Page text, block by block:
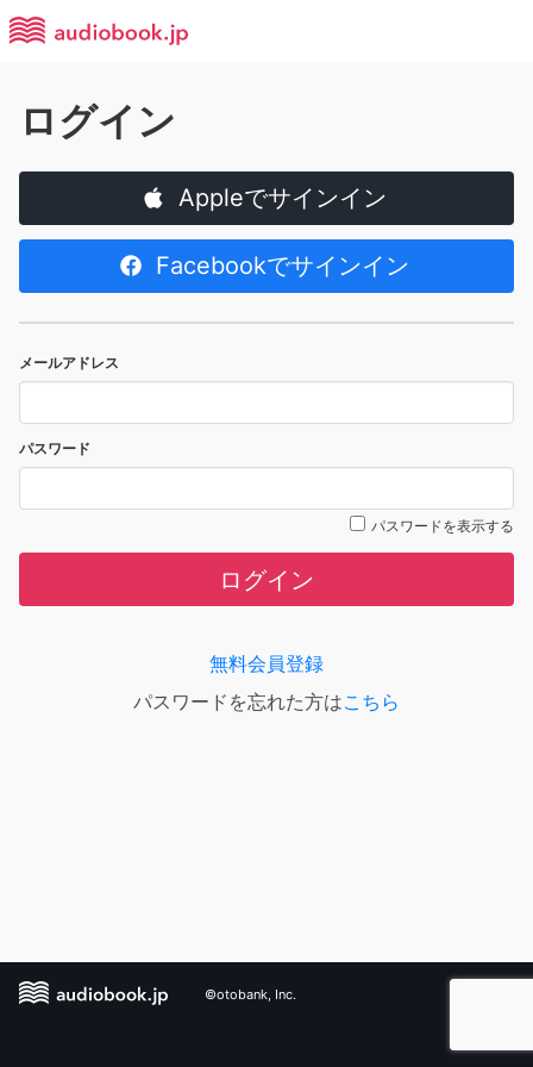
ログイン
Appleでサインイン
Facebookでサインイン
メールアドレス
パスワード
パスワードを表示する
ログイン
無料会員登録
パスワードを忘れた方はこちら
©otobank, Inc.